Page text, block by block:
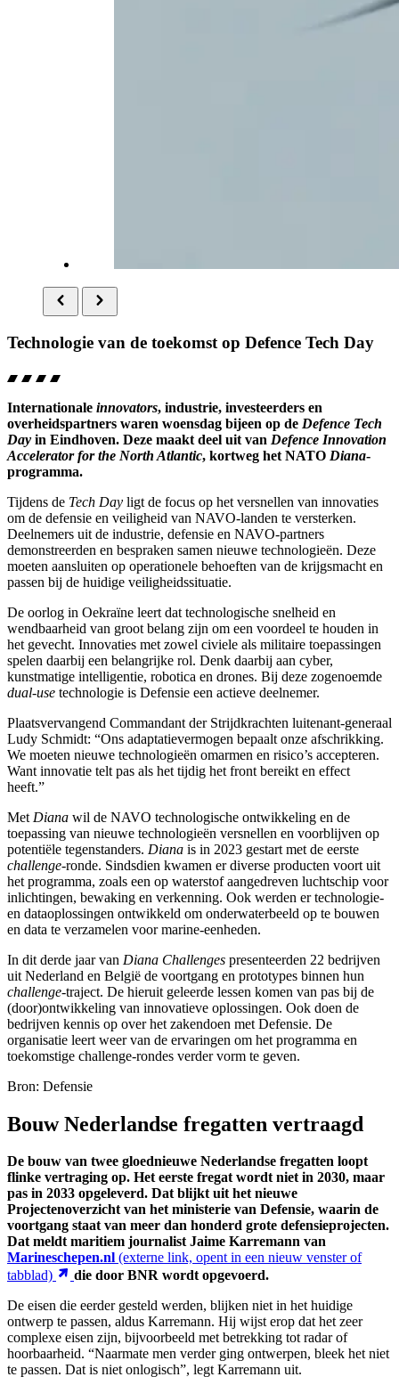
Technologie van de toekomst op Defence Tech Day
Internationale innovators, industrie, investeerders en
overheidspartners waren woensdag bijeen op de Defence Tech
Day in Eindhoven. Deze maakt deel uit van Defence Innovation
Accelerator for the North Atlantic, kortweg het NATO Diana-
programma.
Tijdens de Tech Day ligt de focus op het versnellen van innovaties
om de defensie en veiligheid van NAVO-landen te versterken.
Deelnemers uit de industrie, defensie en NAVO-partners
demonstreerden en bespraken samen nieuwe technologieën. Deze
moeten aansluiten op operationele behoeften van de krijgsmacht en
passen bij de huidige veiligheidssituatie.
De oorlog in Oekraïne leert dat technologische snelheid en
wendbaarheid van groot belang zijn om een voordeel te houden in
het gevecht. Innovaties met zowel civiele als militaire toepassingen
spelen daarbij een belangrijke rol. Denk daarbij aan cyber,
kunstmatige intelligentie, robotica en drones. Bij deze zogenoemde
dual-use technologie is Defensie een actieve deelnemer.
Plaatsvervangend Commandant der Strijdkrachten luitenant-generaal
Ludy Schmidt: “Ons adaptatievermogen bepaalt onze afschrikking.
We moeten nieuwe technologieën omarmen en risico’s accepteren.
Want innovatie telt pas als het tijdig het front bereikt en effect
heeft.”
Met Diana wil de NAVO technologische ontwikkeling en de
toepassing van nieuwe technologieën versnellen en voorblijven op
potentiële tegenstanders. Diana is in 2023 gestart met de eerste
challenge-ronde. Sindsdien kwamen er diverse producten voort uit
het programma, zoals een op waterstof aangedreven luchtschip voor
inlichtingen, bewaking en verkenning. Ook werden er technologie-
en dataoplossingen ontwikkeld om onderwaterbeeld op te bouwen
en data te verzamelen voor marine-eenheden.
In dit derde jaar van Diana Challenges presenteerden 22 bedrijven
uit Nederland en België de voortgang en prototypes binnen hun
challenge-traject. De hieruit geleerde lessen komen van pas bij de
(door)ontwikkeling van innovatieve oplossingen. Ook doen de
bedrijven kennis op over het zakendoen met Defensie. De
organisatie leert weer van de ervaringen om het programma en
toekomstige challenge-rondes verder vorm te geven.
Bron: Defensie
Bouw Nederlandse fregatten vertraagd
De bouw van twee gloednieuwe Nederlandse fregatten loopt
flinke vertraging op. Het eerste fregat wordt niet in 2030, maar
pas in 2033 opgeleverd. Dat blijkt uit het nieuwe
Projectenoverzicht van het ministerie van Defensie, waarin de
voortgang staat van meer dan honderd grote defensieprojecten.
Dat meldt maritiem journalist Jaime Karremann van
Marineschepen.nl (externe link, opent in een nieuw venster of
tabblad)
die door BNR wordt opgevoerd.
De eisen die eerder gesteld werden, blijken niet in het huidige
ontwerp te passen, aldus Karremann. Hij wijst erop dat het zeer
complexe eisen zijn, bijvoorbeeld met betrekking tot radar of
hoorbaarheid. “Naarmate men verder ging ontwerpen, bleek het niet
te passen. Dat is niet onlogisch”, legt Karremann uit.